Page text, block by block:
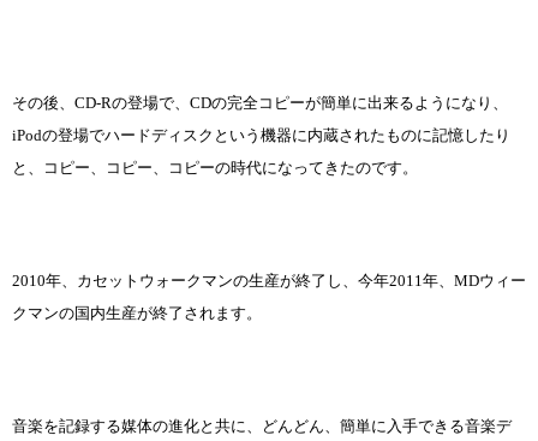
その後、CD-Rの登場で、CDの完全コピーが簡単に出来るようになり、
iPodの登場でハードディスクという機器に内蔵されたものに記憶したり
と、コピー、コピー、コピーの時代になってきたのです。
2010年、カセットウォークマンの生産が終了し、今年2011年、MDウィー
クマンの国内生産が終了されます。
音楽を記録する媒体の進化と共に、どんどん、簡単に入手できる音楽デ